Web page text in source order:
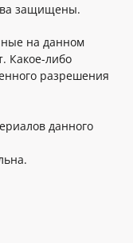
защищены.
на данном
Какое-либо
разрешения
данного